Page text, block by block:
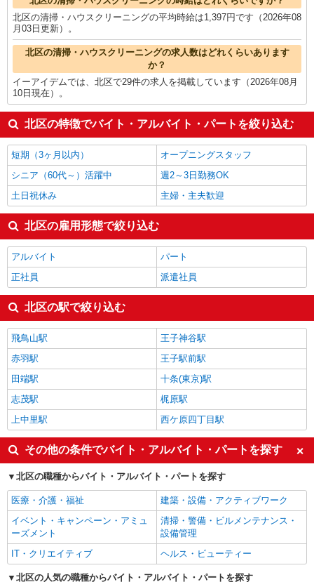
北区の清掃・ハウスクリーニングの平均時給は1,397円です（2026年08
月03日更新）。
北区の清掃・ハウスクリーニングの求人数はどれくらいあります
か？
イーアイデムでは、北区で29件の求人を掲載しています（2026年08月
10日現在）。
北区の特徴でバイト・アルバイト・パートを絞り込む
短期（3ヶ月以内）
オープニングスタッフ
シニア（60代～）活躍中
週2～3日勤務OK
土日祝休み
主婦・主夫歓迎
北区の雇用形態で絞り込む
アルバイト
パート
正社員
派遣社員
北区の駅で絞り込む
飛鳥山駅
王子神谷駅
赤羽駅
王子駅前駅
田端駅
十条(東京)駅
志茂駅
梶原駅
上中里駅
西ケ原四丁目駅
その他の条件でバイト・アルバイト・パートを探す
北区の職種からバイト・アルバイト・パートを探す
医療・介護・福祉
建築・設備・アクティブワーク
イベント・キャンペーン・アミュ
ーズメント
清掃・警備・ビルメンテナンス・
設備管理
IT・クリエイティブ
ヘルス・ビューティー
北区の人気の職種からバイト・アルバイト・パートを探す